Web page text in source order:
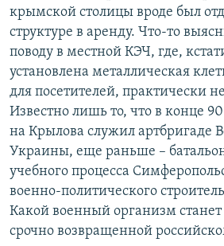
крымской столицы вроде был
структуре в аренду. Что-то
поводу в местной КЭЧ, где,
установлена металлическая
для посетителей, практически
Известно лишь то, что в конце
на Крылова служил артбригаде
Украины, еще раньше –
учебного процесса
военно-политического
Какой военный организм
срочно возвращенной